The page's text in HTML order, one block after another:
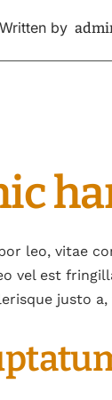
Written by
leo, vitae
vel est
justo